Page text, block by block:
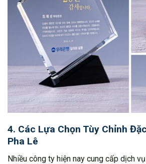
4. Các Lựa Chọn Tùy Chỉnh
Pha Lê
Nhiều công ty hiện nay cung cấp dịch